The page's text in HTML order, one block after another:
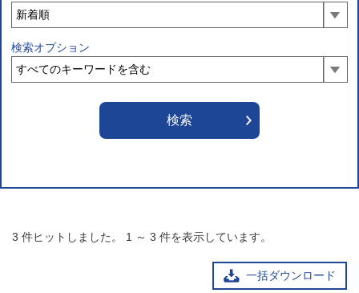
検索オプション
3 件ヒットしました。 1 ～ 3 件を表示しています。
一括ダウンロード